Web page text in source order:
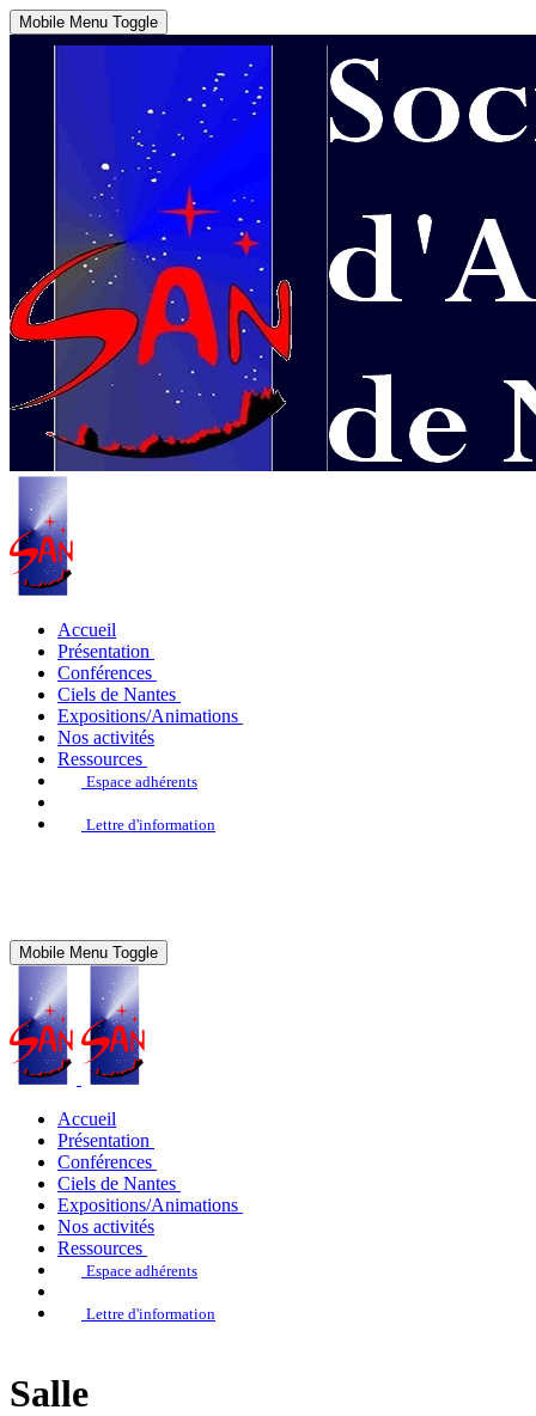
Mobile Menu Toggle
Accueil
Présentation
Conférences
Ciels de Nantes
Expositions/Animations
Nos activités
Ressources
Espace adhérents
Lettre d'information
Mobile Menu Toggle
Accueil
Présentation
Conférences
Ciels de Nantes
Expositions/Animations
Nos activités
Ressources
Espace adhérents
Lettre d'information
Salle